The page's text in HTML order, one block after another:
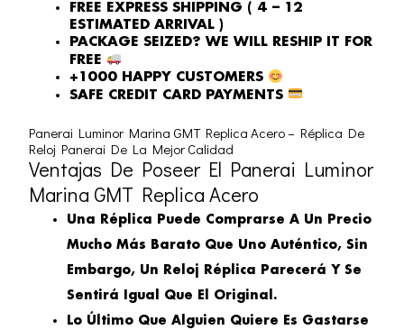
FREE EXPRESS SHIPPING ( 4 – 12
ESTIMATED ARRIVAL )
PACKAGE SEIZED? WE WILL RESHIP IT FOR
FREE
+1000 HAPPY CUSTOMERS
SAFE CREDIT CARD PAYMENTS
Panerai Luminor Marina GMT Replica Acero – Réplica De
Reloj Panerai De La Mejor Calidad
Ventajas De Poseer El Panerai Luminor
Marina GMT Replica Acero
Una Réplica Puede Comprarse A Un Precio
Mucho Más Barato Que Uno Auténtico, Sin
Embargo, Un Reloj Réplica Parecerá Y Se
Sentirá Igual Que El Original.
Lo Último Que Alguien Quiere Es Gastarse